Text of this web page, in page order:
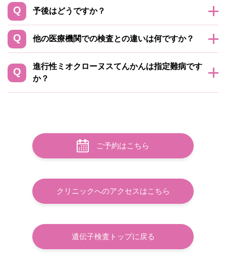
予後はどうですか？
他の医療機関での検査との違いは何ですか？
進行性ミオクローヌスてんかんは指定難病です
か？
ご予約はこちら
クリニックへのアクセスはこちら
遺伝子検査トップに戻る